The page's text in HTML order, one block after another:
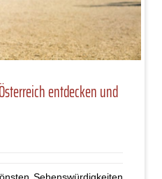
entdecken und